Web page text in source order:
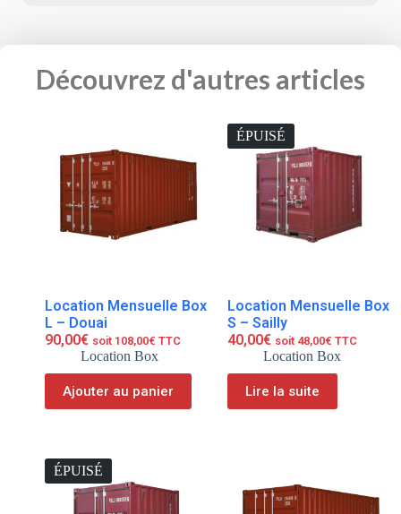
Découvrez d'autres articles
Location Mensuelle Box
L – Douai
90,00€ soit 108,00€ TTC
Location Box
Ajouter au panier
ÉPUISÉ
Location Mensuelle Box
S – Sailly
40,00€ soit 48,00€ TTC
Location Box
Lire la suite
ÉPUISÉ